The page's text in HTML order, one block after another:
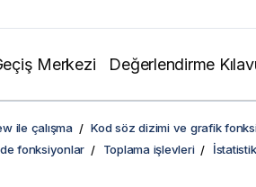
Merkezi Değerlendirme
ile çalışma
Kod söz dizimi ve grafik
fonksiyonlar
Toplama işlevleri